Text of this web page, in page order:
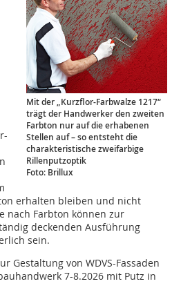
Mit der „Kurzflor-Farbwalze 1217“
trägt der Handwerker den zweiten
Farbton nur auf die erhabenen
Stellen auf – so entsteht die
charakteristische zweifarbige
Rillenputzoptik
Foto: Brillux
erhalten bleiben und nicht
nach Farbton können zur
deckenden Ausführung
sein.
Gestaltung von WDVS-Fassaden
7-8.2026 mit Putz in